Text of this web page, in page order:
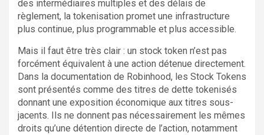
des intermédiaires multiples et des délais de
règlement, la tokenisation promet une infrastructure
plus continue, plus programmable et plus accessible.
Mais il faut être très clair : un stock token n’est pas
forcément équivalent à une action détenue directement.
Dans la documentation de Robinhood, les Stock Tokens
sont présentés comme des titres de dette tokenisés
donnant une exposition économique aux titres sous-
jacents. Ils ne donnent pas nécessairement les mêmes
droits qu’une détention directe de l’action, notamment